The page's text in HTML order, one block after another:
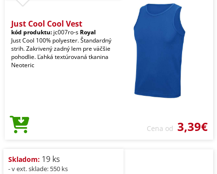
Just Cool Cool Vest
kód produktu: jc007ro-s Royal
Just Cool 100% polyester. Štandardný
strih. Zakrivený zadný lem pre väčšie
pohodlie. Ľahká textúrovaná tkanina
Neoteric
Cena od 3,39€
Skladom: 19 ks
- v ext. sklade: 550 ks